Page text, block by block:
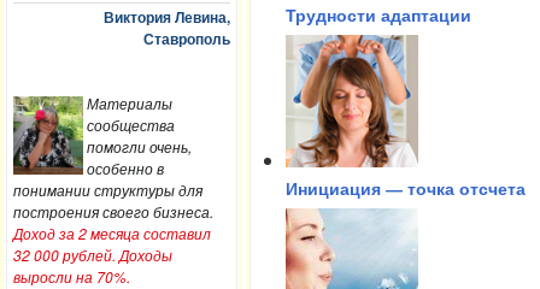
Виктория Левина,
Ставрополь
Материалы
сообщества
помогли очень,
особенно в
понимании структуры для
построения своего бизнеса.
Доход за 2 месяца составил
32 000 рублей. Доходы
выросли на 70%.
Трудности адаптации
Инициация — точка отсчета